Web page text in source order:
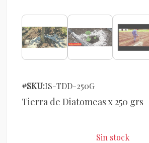
#SKU:IS-TDD-250G
Tierra de Diatomeas x 250 grs
Sin stock